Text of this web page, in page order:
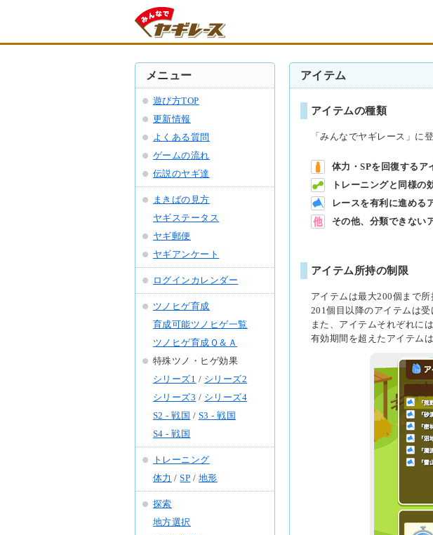
メニュー
遊び方TOP
更新情報
よくある質問
ゲームの流れ
伝説のヤギ達
まきばの見方
ヤギステータス
ヤギ郵便
ヤギアンケート
ログインカレンダー
ツノヒゲ育成
育成可能ツノヒゲ一覧
ツノヒゲ育成Ｑ＆Ａ
特殊ツノ・ヒゲ効果
シリーズ1 / シリーズ2
シリーズ3 / シリーズ4
S2 - 戦国 / S3 - 戦国
S4 - 戦国
トレーニング
体力 /SP / 地形
探索
地方選択
アイテム
アイテムの種類
「みんなでヤギレース」に
体力・SPを回復するア
トレーニングと同様の
レースを有利に進める
その他、分類できない
アイテム所持の制限
アイテムは最大200個まで所
201個目以降のアイテムは
また、アイテムそれぞれに
有効期間を超えたアイテム